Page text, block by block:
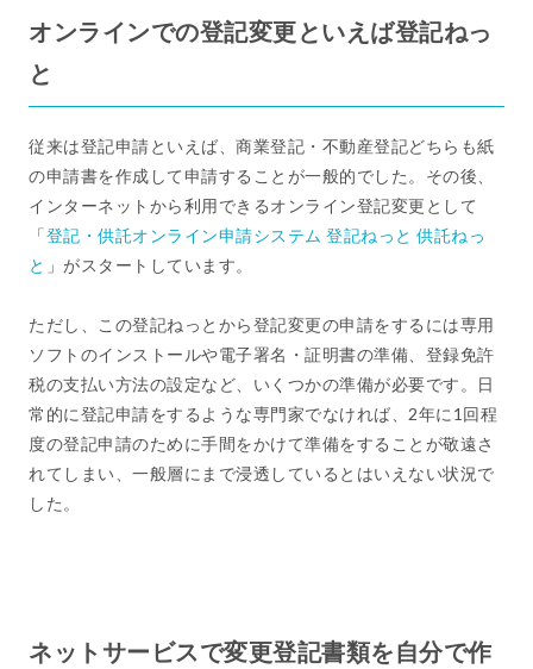
オンラインでの登記変更といえば登記ねっ
と
従来は登記申請といえば、商業登記・不動産登記どちらも紙
の申請書を作成して申請することが一般的でした。その後、
インターネットから利用できるオンライン登記変更として
「登記・供託オンライン申請システム 登記ねっと 供託ねっ
と 」がスタートしています。
ただし、この登記ねっとから登記変更の申請をするには専用
ソフトのインストールや電子署名・証明書の準備、登録免許
税の支払い方法の設定など、いくつかの準備が必要です。日
常的に登記申請をするような専門家でなければ、2年に1回程
度の登記申請のために手間をかけて準備をすることが敬遠さ
れてしまい、一般層にまで浸透しているとはいえない状況で
した。
ネットサービスで変更登記書類を自分で作